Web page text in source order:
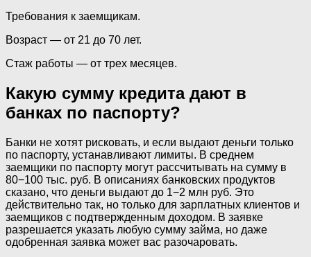
Требования к заемщикам.
Возраст — от 21 до 70 лет.
Стаж работы — от трех месяцев.
Какую сумму кредита дают в
банках по паспорту?
Банки не хотят рисковать, и если выдают деньги только
по паспорту, устанавливают лимиты. В среднем
заемщики по паспорту могут рассчитывать на сумму в
80−100 тыс. руб. В описаниях банковских продуктов
сказано, что деньги выдают до 1−2 млн руб. Это
действительно так, но только для зарплатных клиентов и
заемщиков с подтвержденным доходом. В заявке
разрешается указать любую сумму займа, но даже
одобренная заявка может вас разочаровать.